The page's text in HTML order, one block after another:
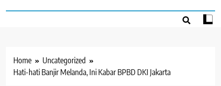
Home
Uncategorized
Hati-hati Banjir Melanda, Ini Kabar BPBD DKI Jakarta